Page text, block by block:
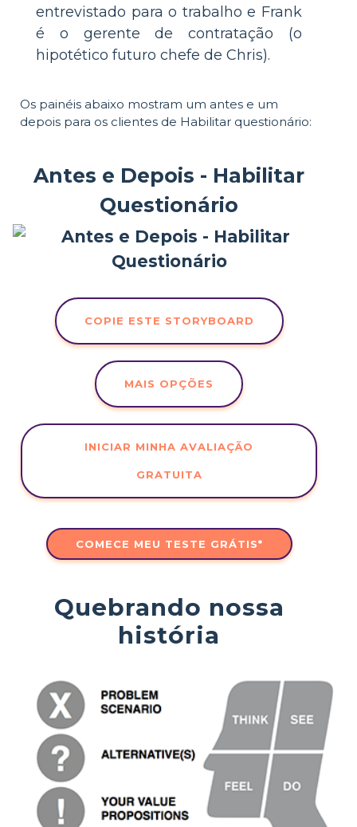
entrevistado para o trabalho e Frank
é o gerente de contratação (o
hipotético futuro chefe de Chris).
Os painéis abaixo mostram um antes e um
depois para os clientes de Habilitar questionário:
Antes e Depois - Habilitar
Questionário
COPIE ESTE STORYBOARD
MAIS OPÇÕES
INICIAR MINHA AVALIAÇÃO
GRATUITA
COMECE MEU TESTE GRÁTIS*
Quebrando nossa
história